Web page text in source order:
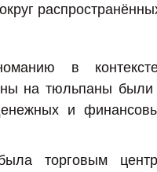
в контексте
на тюльпаны были
и
торговым